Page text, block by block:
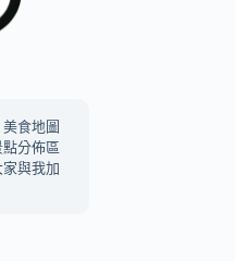
食地圖
分佈區
與我加